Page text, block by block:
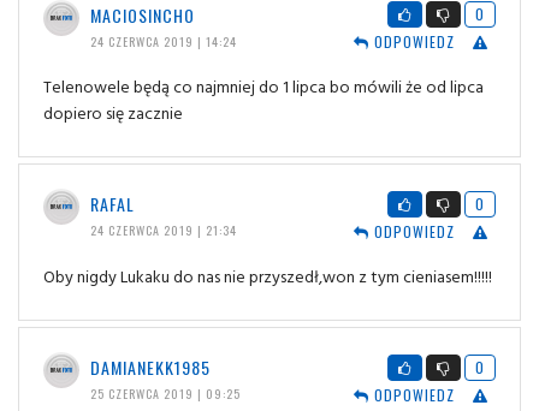
MACIOSINCHO
24 CZERWCA 2019 | 14:24
0
ODPOWIEDZ
Telenowele będą co najmniej do 1 lipca bo mówili że od lipca
dopiero się zacznie
RAFAL
24 CZERWCA 2019 | 21:34
0
ODPOWIEDZ
Oby nigdy Lukaku do nas nie przyszedł,won z tym cieniasem!!!!!
DAMIANEKK1985
25 CZERWCA 2019 | 09:25
0
ODPOWIEDZ